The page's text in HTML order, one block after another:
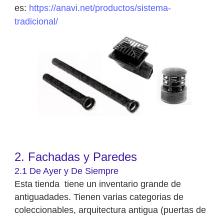
es: https://anavi.net/productos/sistema-
tradicional/
2. Fachadas y Paredes
2.1 De Ayer y De Siempre
Esta tienda tiene un inventario grande de
antiguadades. Tienen varias categorias de
coleccionables, arquitectura antigua (puertas de